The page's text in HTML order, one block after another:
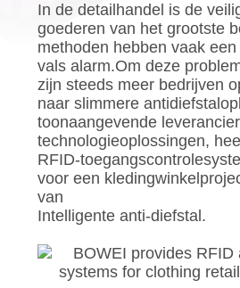
NIEUWS
ALLE
GEVALLEN
VERZOEK
OM
CITAAT
In de detailhandel is de
goederen van het grootste
methoden hebben vaak
vals alarm.Om deze
zijn steeds meer bedrijven
naar slimmere
toonaangevende
technologieoplossingen,
RFID-
voor een
van
Intelligente anti-diefstal.